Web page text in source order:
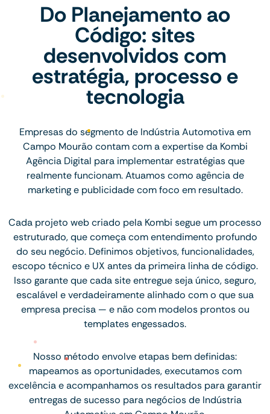
Do Planejamento ao
Código: sites
desenvolvidos com
estratégia, processo e
tecnologia
Empresas do segmento de Indústria Automotiva em
Campo Mourão contam com a expertise da Kombi
Agência Digital para implementar estratégias que
realmente funcionam. Atuamos como agência de
marketing e publicidade com foco em resultado.
Cada projeto web criado pela Kombi segue um processo
estruturado, que começa com entendimento profundo
do seu negócio. Definimos objetivos, funcionalidades,
escopo técnico e UX antes da primeira linha de código.
Isso garante que cada site entregue seja único, seguro,
escalável e verdadeiramente alinhado com o que sua
empresa precisa — e não com modelos prontos ou
templates engessados.
Nosso método envolve etapas bem definidas:
mapeamos as oportunidades, executamos com
excelência e acompanhamos os resultados para garantir
entregas de sucesso para negócios de Indústria